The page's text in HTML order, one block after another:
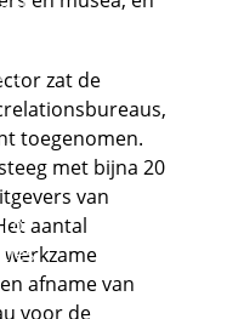
link
zat de
toegenomen.
met bijna 20
van
aantal
afname van
voor de